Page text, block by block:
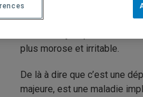
Contrairement à ce qu’on
lumière du jour peut
plus morose et irritable.
De là à dire que c’est une
majeure, est une maladie